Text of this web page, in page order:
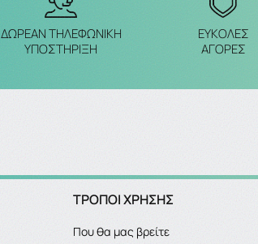
ΔΩΡΕΑΝ ΤΗΛΕΦΩΝΙΚΗ
ΥΠΟΣΤΗΡΙΞΗ
ΕΥΚΟΛΕΣ
ΑΓΟΡΕΣ
ΤΡΟΠΟΙ ΧΡΗΣΗΣ
Που θα μας βρείτε